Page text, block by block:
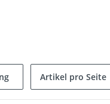
Artikel pro Seite